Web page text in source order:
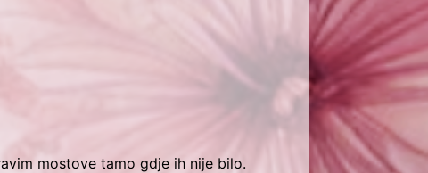
mostove tamo gdje ih nije bilo.